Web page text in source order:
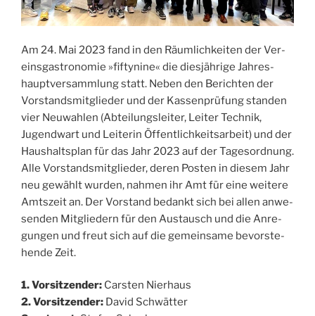
Am 24. Mai 2023 fand in den Räum­lich­kei­ten der Ver­
eins­gas­tro­no­mie »fif­ty­ni­ne« die dies­jäh­ri­ge Jah­res­
haupt­ver­samm­lung statt. Neben den Berich­ten der
Vor­stands­mit­glie­der und der Kas­sen­prü­fung stan­den
vier Neu­wah­len (Abtei­lungs­lei­ter, Lei­ter Tech­nik,
Jugend­wart und Lei­te­rin Öffent­lich­keits­ar­beit) und der
Haus­halts­plan für das Jahr 2023 auf der Tages­ord­nung.
Alle Vor­stands­mit­glie­der, deren Pos­ten in die­sem Jahr
neu gewählt wur­den, nah­men ihr Amt für eine wei­te­re
Amts­zeit an. Der Vor­stand bedankt sich bei allen anwe­
sen­den Mit­glie­dern für den Aus­tausch und die Anre­
gun­gen und freut sich auf die gemein­sa­me bevor­ste­
hen­de Zeit.
1. Vor­sit­zen­der: Cars­ten Nierhaus
2. Vor­sit­zen­der: David Schwätter